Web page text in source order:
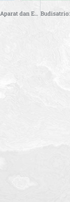
Kasus Keracunan MBG, Dasco Tekankan Investigasi Aparat dan Evaluasi BGN